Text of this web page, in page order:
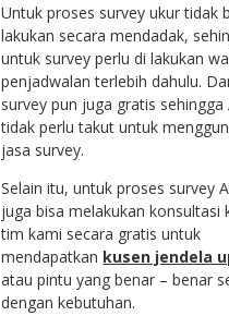
Untuk proses survey ukur tidak
lakukan secara mendadak,
untuk survey perlu di lakukan
penjadwalan terlebih dahulu.
survey pun juga gratis sehingga
tidak perlu takut untuk
jasa survey.
Selain itu, untuk proses survey
juga bisa melakukan konsultasi
tim kami secara gratis untuk
mendapatkan kusen jendela
atau pintu yang benar – benar
dengan kebutuhan.